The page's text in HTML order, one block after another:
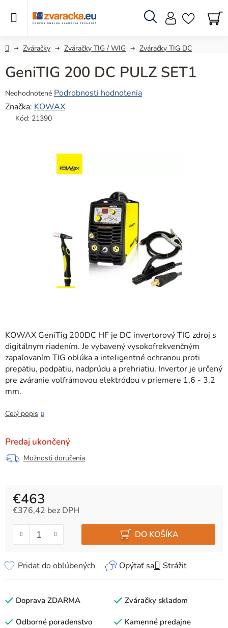
Hľadať
DomovZváračky Zváračky TIG / WIG Zváračky TIG DC
KOWAX GeniTig 200DC HF je DC invertorový TIG zdroj s
digitálnym riadením. Je vybavený vysokofrekvenčným
zapaľovaním TIG oblúka a inteligentné ochranou proti
prepätiu, podpätiu, nadprúdu a prehriatiu. Invertor je určený
pre zváranie volfrámovou elektródou v priemere 1,6 - 3,2
mm.
Celý popis
Predaj ukončený
Možnosti doručenia
€463
€376,42 bez DPH
DO KOŠÍKA
Opýtať sa Strážiť
Pridať do obľúbených
GeniTIG 200 DC PULZ SET1
Priemerné
hodnotenie
produktu
Neohodnotené Podrobnosti hodnotenia
Značka: KOWAX
Kód: 21390
Doprava ZDARMA Zváračky skladom
Odborné poradenstvo Kamenné predajne